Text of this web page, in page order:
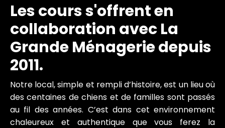
Les cours s'offrent en
collaboration avec La
Grande Ménagerie depuis
2011.
Notre local, simple et rempli d’histoire, est un lieu où
des centaines de chiens et de familles sont passés
au fil des années. C’est dans cet environnement
chaleureux et authentique que vous ferez la